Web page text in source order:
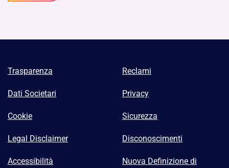
Trasparenza Reclami
Dati Societari Privacy
Cookie Sicurezza
Legal Disclaimer Disconoscimenti
Accessibilità
Nuova Definizione di